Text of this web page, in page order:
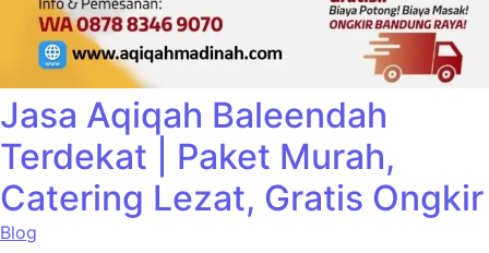
Jasa Aqiqah Baleendah
Terdekat | Paket Murah,
Catering Lezat, Gratis Ongkir
Blog